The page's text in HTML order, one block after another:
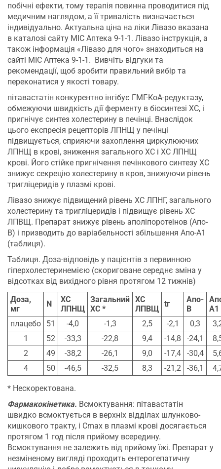
побічні ефекти, тому терапія повинна проводитися під
медичним наглядом, а її тривалість визначається
індивідуально. Актуальна ціна на ліки Лівазо вказана
в каталозі сайту МІС Аптека 9-1-1. Лівазо інструкція, а
також інформація «Лівазо для чого» знаходиться на
сайті МІС Аптека 9-1-1. Вивчіть відгуки та
рекомендації, щоб зробити правильний вибір та
переконатися у якості товару.
пітавастатін конкурентно інгібує ГМГ-КоА-редуктазу,
обмежуючи швидкість дії ферменту в біосинтезі ХС, і
пригнічує синтез холестерину в печінці. Внаслідок
цього експресія рецепторів ЛПНЩ у печінці
підвищується, сприяючи захоплення циркулюючих
ЛПНЩ в крові, зниження загального ХС і ХС ЛПНЩ
крові. Його стійке пригнічення печінкового синтезу ХС
знижує секрецію холестерину в кров, знижуючи рівень
тригліцеридів у плазмі крові.
Лівазо знижує підвищений рівень ХС ЛПНГ, загального
холестерину та тригліцеридів і підвищує рівень ХС
ЛПВЩ. Препарат знижує рівень аполіпоротеінов (Апо-
B) і призводить до варіабельності збільшення Апо-А1
(таблиця).
Таблиця. Доза-відповідь у пацієнтів з первинною
гіперхолестеринемією (скориговане середнє зміна у
відсотках від вихідного рівня протягом 12 тижнів)
Доза,
мг
N
ХC
ЛПНЩ
Загальний
ХC *
ХС
ЛПВЩ
tг
Aпo-
B
A1
плацебо
51 -4,0 -1,3 2,5 -2,1 0,3
1
52 -33,3 -22,8 9,4 -14,8 -24,1
2
49 -38,2 -26,1 9,0 -17,4 -30,4
4
50 -46,5 -32,5 8,3 -21,2 -36,1
* Нескоректована.
Фармакокінетика. Всмоктування: пітавастатін
швидко всмоктується в верхніх відділах шлунково-
кишкового тракту, і Cmax в плазмі крові досягається
протягом 1 год після прийому всередину.
Всмоктування не залежить від прийому їжі. Препарат у
незміненому вигляді проходить ентерогепатичну